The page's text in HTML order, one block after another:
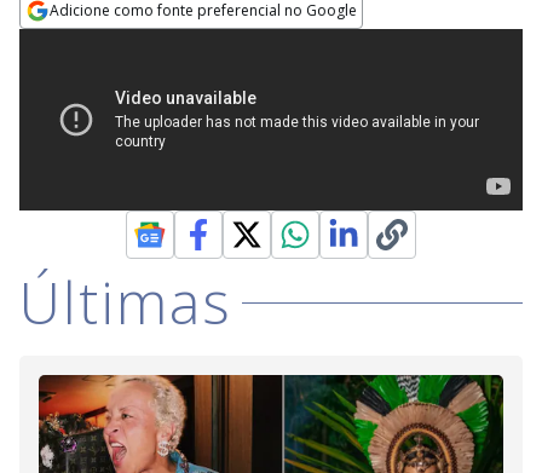
Adicione como fonte preferencial no Google
Últimas